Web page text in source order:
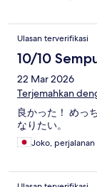
Ulasan terverifikasi
10/10
22 Mar 2026
Terjemahkan
良かった！ めっ
なりたい。
Joko, perjalanan